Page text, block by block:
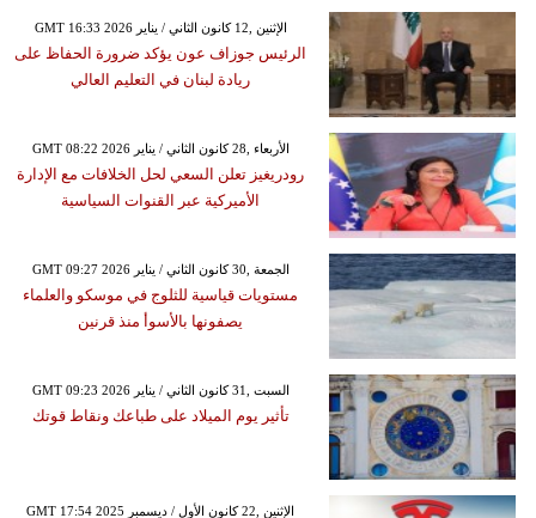
GMT 16:33 2026 الإثنين ,12 كانون الثاني / يناير
الرئيس جوزاف عون يؤكد ضرورة الحفاظ على
ريادة لبنان في التعليم العالي
GMT 08:22 2026 الأربعاء ,28 كانون الثاني / يناير
رودريغيز تعلن السعي لحل الخلافات مع الإدارة
الأميركية عبر القنوات السياسية
GMT 09:27 2026 الجمعة ,30 كانون الثاني / يناير
مستويات قياسية للثلوج في موسكو والعلماء
يصفونها بالأسوأ منذ قرنين
GMT 09:23 2026 السبت ,31 كانون الثاني / يناير
تأثير يوم الميلاد على طباعك ونقاط قوتك
GMT 17:54 2025 الإثنين ,22 كانون الأول / ديسمبر